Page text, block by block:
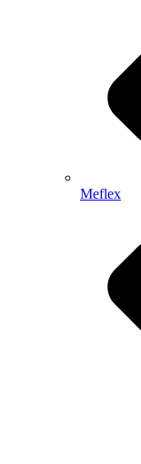
Meflex